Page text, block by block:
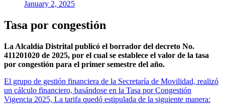
January 2, 2025
Tasa por congestión
La Alcaldía Distrital publicó el borrador del decreto No.
411201020 de 2025, por el cual se establece el valor de la tasa
por congestión para el primer semestre del año.
El grupo de gestión financiera de la Secretaría de Movilidad, realizó
un cálculo financiero, basándose en la Tasa por Congestión
Vigencia 2025, La tarifa quedó estipulada de la siguiente manera: